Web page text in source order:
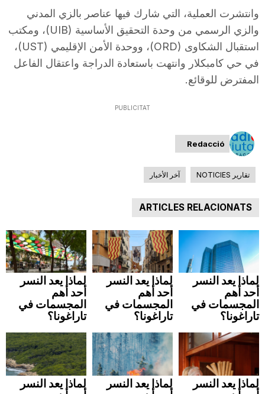
a
g
a
وانتشرت العملية، التي شارك فيها عناصر بالزي المدني
والزي الرسمي من وحدة التحقيق الأساسية (UIB)، ومكتب
استقبال الشكاوى (ORD)، ووحدة الأمن الإقليمي (UST)،
في حي كامبكلار وانتهت باستعادة الدراجة واعتقال الفاعل
المفترض للوقائع.
PUBLICITAT
Redacció
تقارير NOTICIES آخر الأخبار
ARTICLES RELACIONATS
لماذا يعد النسر
أحد أهم
المجسمات في
تاراغونا؟
لماذا يعد النسر
أحد أهم
المجسمات في
تاراغونا؟
لماذا يعد النسر
أحد أهم
المجسمات في
تاراغونا؟
لماذا يعد النسر
لماذا يعد النسر
لماذا يعد النسر